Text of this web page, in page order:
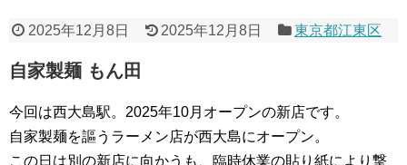
2025年12月8日 2025年12月8日 東京都江東区
自家製麺 もん田
今回は西大島駅。2025年10月オープンの新店です。
自家製麺を謳うラーメン店が西大島にオープン。
この日は別の新店に向かうも、臨時休業の貼り紙により撃